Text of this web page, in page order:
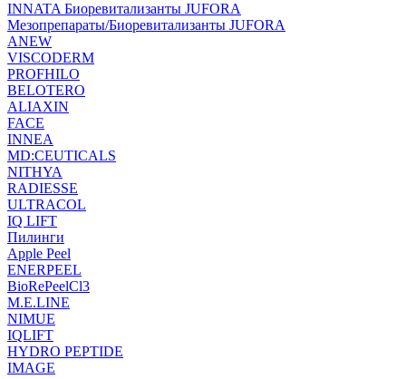
INNATA Биоревитализанты JUFORA
Мезопрепараты/Биоревитализанты JUFORA
ANEW
VISCODERM
PROFHILO
BELOTERO
ALIAXIN
FACE
INNEA
MD:CEUTICALS
NITHYA
RADIESSE
ULTRACOL
IQ LIFT
Пилинги
Apple Peel
ENERPEEL
BioRePeelCl3
M.E.LINE
NIMUE
IQLIFT
HYDRO PEPTIDE
IMAGE